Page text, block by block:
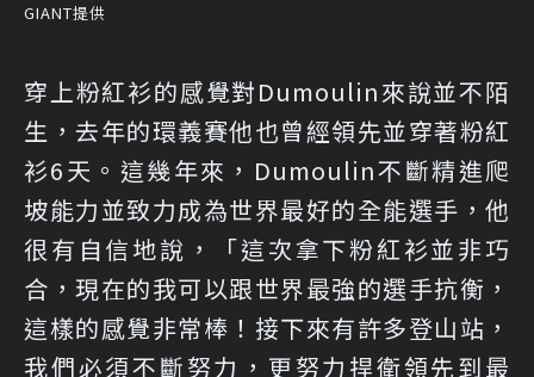
GIANT提供
穿上粉紅衫的感覺對Dumoulin來說並不陌
生，去年的環義賽他也曾經領先並穿著粉紅
衫6天。這幾年來，Dumoulin不斷精進爬
坡能力並致力成為世界最好的全能選手，他
很有自信地說，「這次拿下粉紅衫並非巧
合，現在的我可以跟世界最強的選手抗衡，
這樣的感覺非常棒！接下來有許多登山站，
我們必須不斷努力，更努力捍衛領先到最